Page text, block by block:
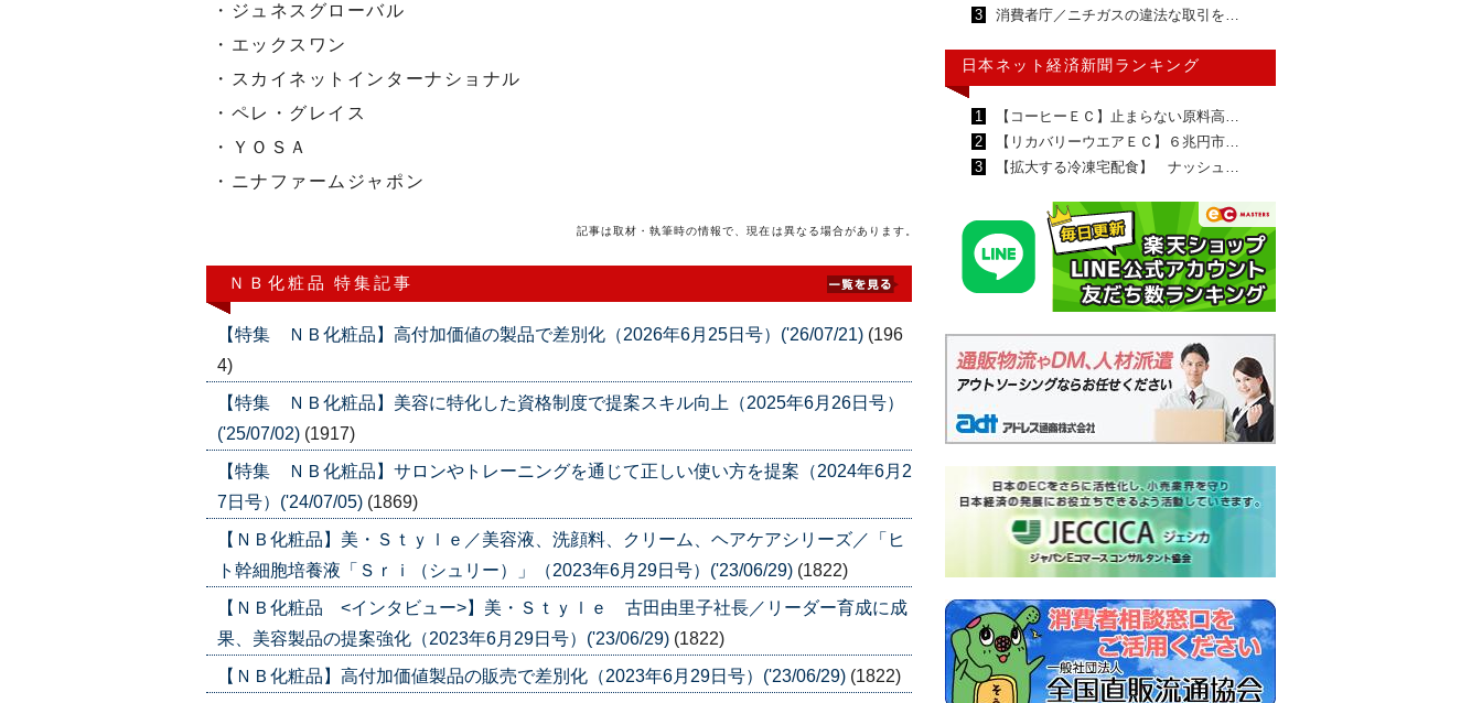
・ジュネスグローバル
・エックスワン
・スカイネットインターナショナル
・ペレ・グレイス
・ＹＯＳＡ
・ニナファームジャポン
記事は取材・執筆時の情報で、現在は異なる場合があります。
ＮＢ化粧品 特集記事
【特集 ＮＢ化粧品】高付加価値の製品で差別化（2026年6月25日号）('26/07/21) (196
4)
【特集 ＮＢ化粧品】美容に特化した資格制度で提案スキル向上（2025年6月26日号）
('25/07/02) (1917)
【特集 ＮＢ化粧品】サロンやトレーニングを通じて正しい使い方を提案（2024年6月2
7日号）('24/07/05) (1869)
【ＮＢ化粧品】美・Ｓｔｙｌｅ／美容液、洗顔料、クリーム、ヘアケアシリーズ／「ヒ
ト幹細胞培養液「Ｓｒｉ（シュリー）」（2023年6月29日号）('23/06/29) (1822)
【ＮＢ化粧品 <インタビュー>】美・Ｓｔｙｌｅ 古田由里子社長／リーダー育成に成
果、美容製品の提案強化（2023年6月29日号）('23/06/29) (1822)
【ＮＢ化粧品】高付加価値製品の販売で差別化（2023年6月29日号）('23/06/29) (1822)
3
消費者庁／ニチガスの違法な取引を…
日本ネット経済新聞ランキング
1
【コーヒーＥＣ】止まらない原料高…
2
【リカバリーウエアＥＣ】６兆円市…
3
【拡大する冷凍宅配食】 ナッシュ…